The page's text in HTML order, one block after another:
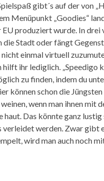
gibt´s auf der von
Menüpunkt „Goodies“
produziert wurde. In
Stadt oder fängt
einmal virtuell
hilft ihr lediglich.
zu finden, indem du
können schon die
wenn man ihnen
Das könnte ganz
werden. Zwar gibt
wird man auch noch